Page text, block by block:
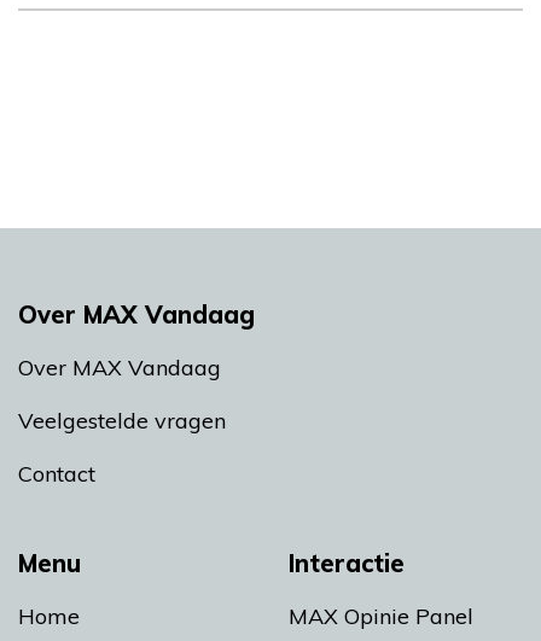
Menu
Home
Interactie
MAX Opinie Panel
Over MAX Vandaag
Over MAX Vandaag
Veelgestelde vragen
Contact